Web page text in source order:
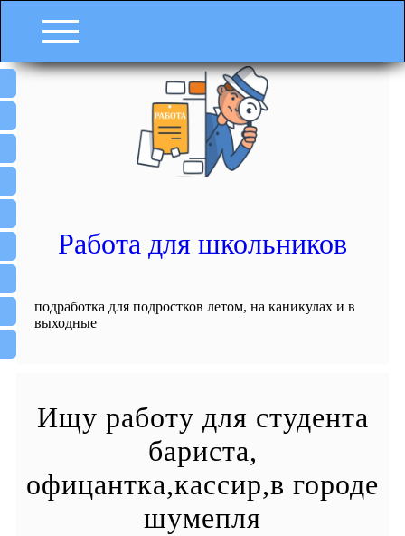
Работа для школьников
подработка для подростков летом, на каникулах и в
выходные
Ищу работу для студента
бариста,
офицантка,кассир,в городе
шумепля